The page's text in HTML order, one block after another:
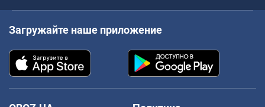
Загружайте наше приложение